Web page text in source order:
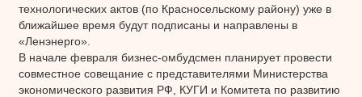
технологических актов (по Красносельскому району) уже в
ближайшее время будут подписаны и направлены в
«Ленэнерго».
В начале февраля бизнес-омбудсмен планирует провести
совместное совещание с представителями Министерства
экономического развития РФ, КУГИ и Комитета по развитию